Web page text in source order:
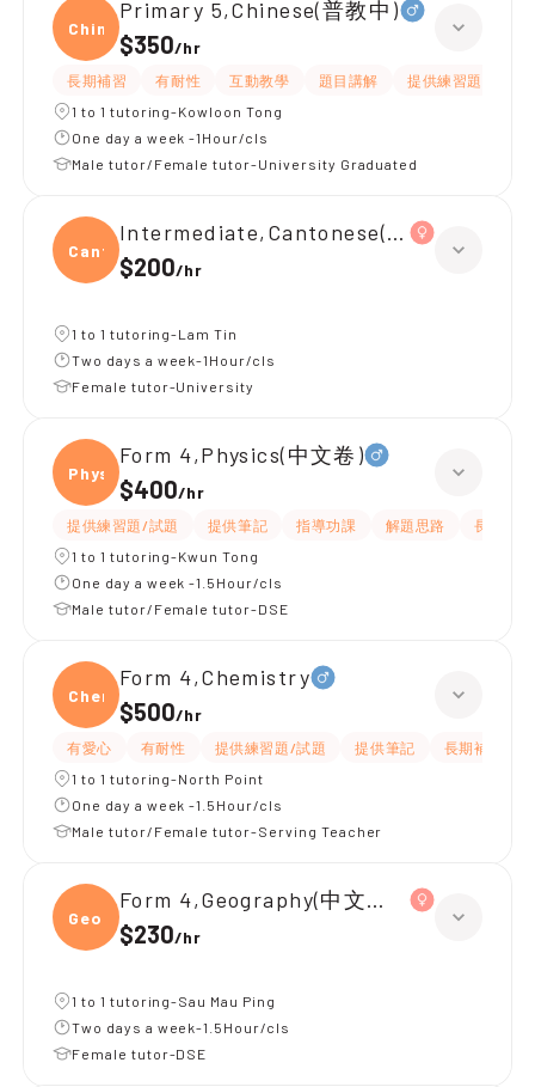
Chine
Primary 5,Chinese(普教中)
$350/hr
長期補習 有耐性 互動教學 題目講解
提供練習題/試題
1 to 1 tutoring-Kowloon Tong
One day a week -1Hour/cls
Male tutor/Female tutor-University Graduated
Canto
Intermediate,Cantonese(S1, 中級, 學
$200/hr
1 to 1 tutoring-Lam Tin
Two days a week-1Hour/cls
Female tutor-University
Physi
Form 4,Physics(中文卷)
$400/hr
提供練習題/試題 提供筆記 指導功課 解題思路
長期補習
1 to 1 tutoring-Kwun Tong
One day a week -1.5Hour/cls
Male tutor/Female tutor-DSE
Chemi
Form 4,Chemistry
$500/hr
有愛心 有耐性 提供練習題/試題 提供筆記
長期補習
1 to 1 tutoring-North Point
One day a week -1.5Hour/cls
Male tutor/Female tutor-Serving Teacher
Geogr
Form 4,Geography(中文卷)、
$230/hr
1 to 1 tutoring-Sau Mau Ping
Two days a week-1.5Hour/cls
Female tutor-DSE